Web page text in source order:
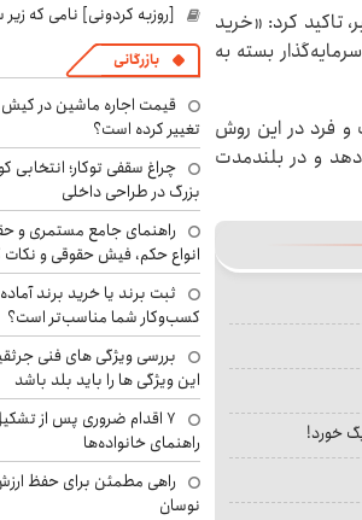
تاکید کرد: «خرید
بسته به
و فرد در این روش
و در بلندمدت
خورد!
[روزبه کردونی] نامی که
بازرگانی
تغییر کرده است؟
چراغ سقفی توکار؛ انتخابی
بزرگ در طراحی داخلی
راهنمای جامع مستمری و
انواع حکم، فیش حقوقی و
ثبت برند یا خرید برند
کسب‌وکار شما مناسب‌تر است؟
بررسی ویژگی های فنی
این ویژگی ها را باید بلد باشد
۷ اقدام ضروری پس از
راهنمای خانواده‌ها
راهی مطمئن برای حفظ
نوسان